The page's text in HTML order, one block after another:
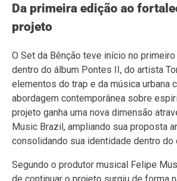
Da primeira edição ao
projeto
O Set da Bênção teve início no
dentro do álbum Pontes II, do artista
elementos do trap e da música urbana
abordagem contemporânea sobre
projeto ganha uma nova dimensão
Music Brazil, ampliando sua proposta
consolidando sua identidade dentro do
Segundo o produtor musical Felipe
de continuar o projeto surgiu de forma